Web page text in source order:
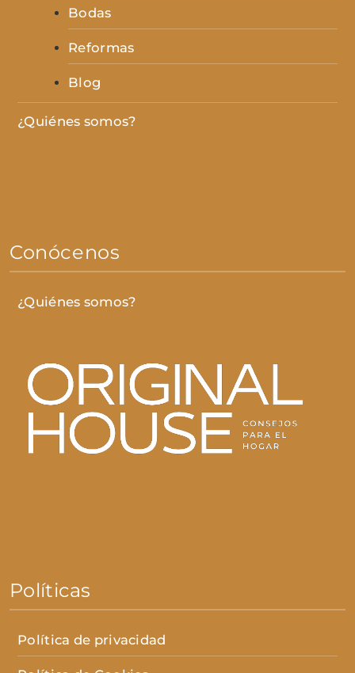
Bodas
Reformas
Blog
¿Quiénes somos?
Conócenos
¿Quiénes somos?
Políticas
Política de privacidad